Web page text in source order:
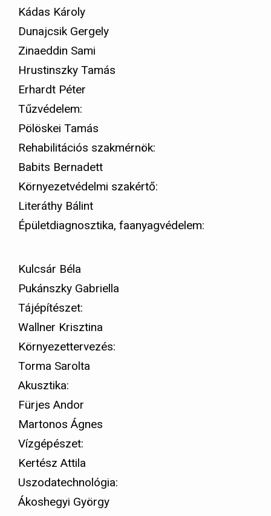
Kádas Károly
Dunajcsik Gergely
Zinaeddin Sami
Hrustinszky Tamás
Erhardt Péter
Tűzvédelem:
Pölöskei Tamás
Rehabilitációs szakmérnök:
Babits Bernadett
Környezetvédelmi szakértő:
Literáthy Bálint
Épületdiagnosztika, faanyagvédelem:
Kulcsár Béla
Pukánszky Gabriella
Tájépítészet:
Wallner Krisztina
Környezettervezés:
Torma Sarolta
Akusztika:
Fürjes Andor
Martonos Ágnes
Vízgépészet:
Kertész Attila
Uszodatechnológia:
Ákoshegyi György